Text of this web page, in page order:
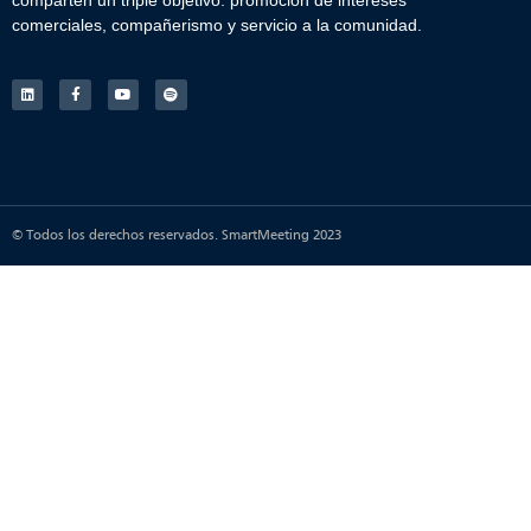
comerciales, compañerismo y servicio a la comunidad.
© Todos los derechos reservados. SmartMeeting 2023